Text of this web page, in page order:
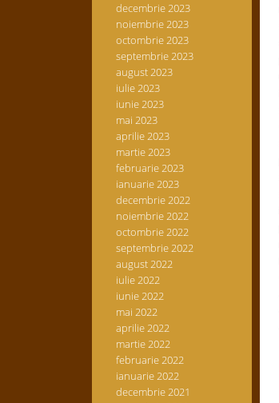
decembrie 2023
noiembrie 2023
octombrie 2023
septembrie 2023
august 2023
iulie 2023
iunie 2023
mai 2023
aprilie 2023
martie 2023
februarie 2023
ianuarie 2023
decembrie 2022
noiembrie 2022
octombrie 2022
septembrie 2022
august 2022
iulie 2022
iunie 2022
mai 2022
aprilie 2022
martie 2022
februarie 2022
ianuarie 2022
decembrie 2021